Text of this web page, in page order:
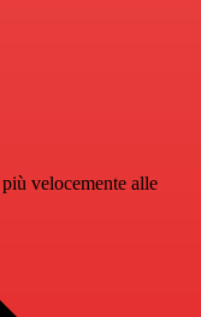
velocemente alle